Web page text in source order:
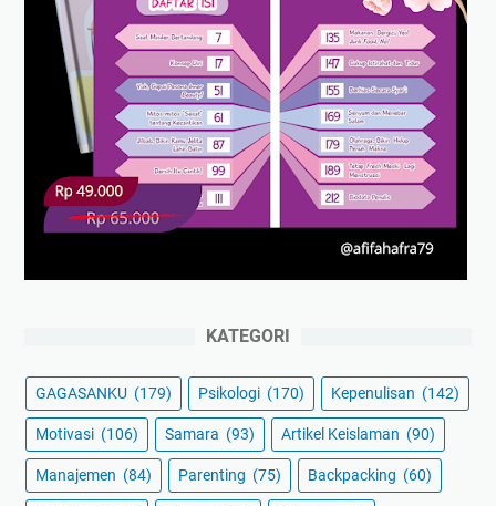
KATEGORI
GAGASANKU (179) Psikologi (170) Kepenulisan (142)
Motivasi (106) Samara (93) Artikel Keislaman (90)
Manajemen (84) Parenting (75) Backpacking (60)